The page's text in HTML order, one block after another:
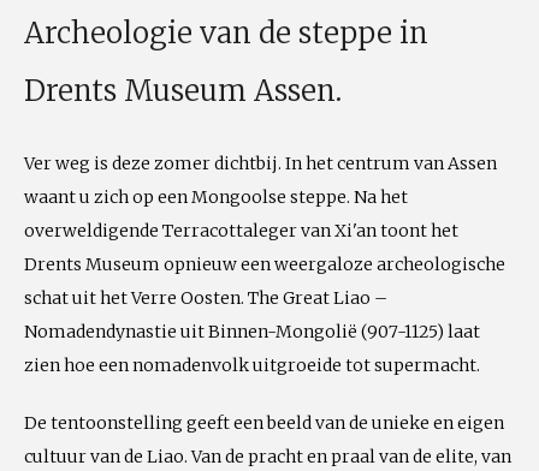
Archeologie van de steppe in
Drents Museum Assen.
Ver weg is deze zomer dichtbij. In het centrum van Assen
waant u zich op een Mongoolse steppe. Na het
overweldigende Terracottaleger van Xi'an toont het
Drents Museum opnieuw een weergaloze archeologische
schat uit het Verre Oosten. The Great Liao –
Nomadendynastie uit Binnen-Mongolië (907-1125) laat
zien hoe een nomadenvolk uitgroeide tot supermacht.
De tentoonstelling geeft een beeld van de unieke en eigen
cultuur van de Liao. Van de pracht en praal van de elite, van